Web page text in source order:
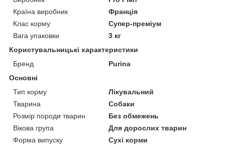
Країна виробник
Франція
Клас корму
Супер-преміум
Вага упаковки
3 кг
Користувальницькі характеристики
Бренд
Purina
Основні
Тип корму
Лікувальний
Тварина
Собаки
Розмір породи тварин
Без обмежень
Вікова група
Для дорослих тварин
Форма випуску
Сухі корми